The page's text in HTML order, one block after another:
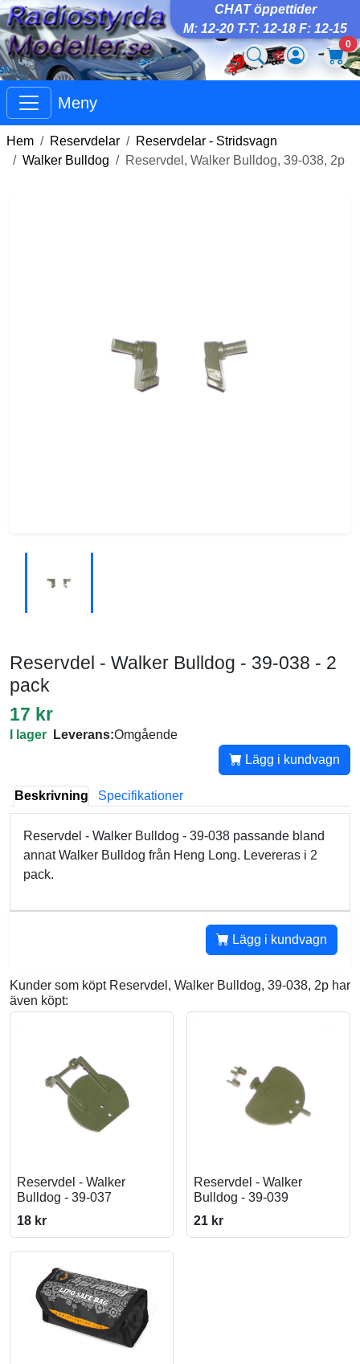
CHAT öppettider
M: 12-20 T-T: 12-18 F: 12-15
0
Meny
Hem Reservdelar
Reservdelar - Stridsvagn
Walker Bulldog
Reservdel, Walker Bulldog, 39-038, 2p
Reservdel - Walker Bulldog - 39-038 - 2
pack
17 kr
I lager Leverans:Omgående
Lägg i kundvagn
Beskrivning Specifikationer
Reservdel - Walker Bulldog - 39-038 passande bland
annat Walker Bulldog från Heng Long. Levereras i 2
pack.
Lägg i kundvagn
Kunder som köpt Reservdel, Walker Bulldog, 39-038, 2p har
även köpt:
Reservdel - Walker
Bulldog - 39-037
18 kr
Reservdel - Walker
Bulldog - 39-039
21 kr